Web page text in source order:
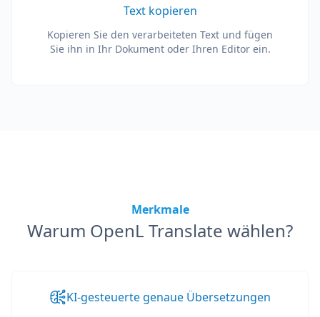
Text kopieren
Kopieren Sie den verarbeiteten Text und fügen
Sie ihn in Ihr Dokument oder Ihren Editor ein.
Merkmale
Warum OpenL Translate wählen?
KI-gesteuerte genaue Übersetzungen